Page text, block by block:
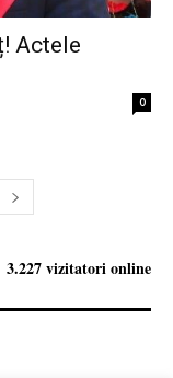
Actele
0
3.227 vizitatori online